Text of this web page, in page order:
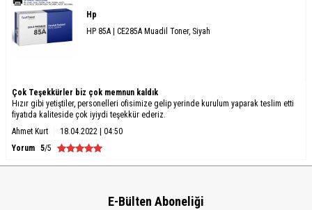
Hp
HP 85A | CE285A Muadil Toner, Siyah
Çok Teşekkürler biz çok memnun kaldık
Hızır gibi yetiştiler, personelleri ofisimize gelip yerinde kurulum yaparak teslim etti
fiyatıda kaliteside çok iyiydi teşekkür ederiz.
Ahmet Kurt
18.04.2022 | 04:50
Yorum 5/5
E-Bülten Aboneliği